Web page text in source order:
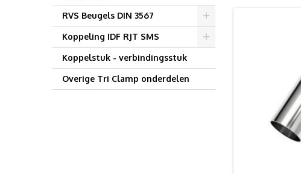
RVS Beugels DIN 3567
Koppeling IDF RJT SMS
Koppelstuk - verbindingsstuk
Overige Tri Clamp onderdelen